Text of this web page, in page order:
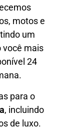
motos e
um
você mais
24
para o
, incluindo
de luxo.